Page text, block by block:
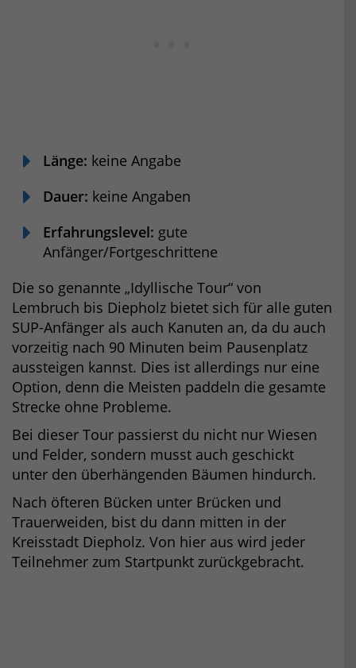
Länge: keine Angabe
Dauer: keine Angaben
Erfahrungslevel: gute
Anfänger/Fortgeschrittene
Die so genannte „Idyllische Tour“ von
Lembruch bis Diepholz bietet sich für alle guten
SUP-Anfänger als auch Kanuten an, da du auch
vorzeitig nach 90 Minuten beim Pausenplatz
aussteigen kannst. Dies ist allerdings nur eine
Option, denn die Meisten paddeln die gesamte
Strecke ohne Probleme.
Bei dieser Tour passierst du nicht nur Wiesen
und Felder, sondern musst auch geschickt
unter den überhängenden Bäumen hindurch.
Nach öfteren Bücken unter Brücken und
Trauerweiden, bist du dann mitten in der
Kreisstadt Diepholz. Von hier aus wird jeder
Teilnehmer zum Startpunkt zurückgebracht.